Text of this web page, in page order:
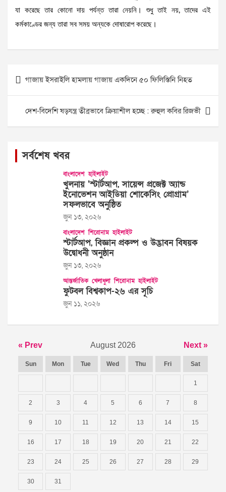
যা করেছে তার কোনো দায় পর্যন্ত তারা নেয়নি। শুধু তাই নয়, তাদের এই
কর্মকাণ্ডের জন্য তারা সব সময় অন্যকে দোষারোপ করেছে।
Post
navigation
গাজায় ইসরাইলি হামলায় গাজায় একদিনে ৫০ ফিলিস্তিনি নিহত
দেশ-বিদেশি ষড়যন্ত্র তীব্রভাবে ক্রিয়াশীল হচ্ছে : রুহুল কবির রিজভী
সর্বশেষ খবর
বাংলাদেশ হাইলাইট
খুলনায় ‘স্টার্টআপ, সায়েন্স প্রজেক্ট অ্যান্ড
ইনোভেশন আইডিয়া শোকেসিং প্রোগ্রাম’
সফলভাবে অনুষ্ঠিত
জুন ১৩, ২০২৬
বাংলাদেশ শিরোনাম হাইলাইট
স্টার্টআপ, বিজ্ঞান প্রকল্প ও উদ্ভাবন বিষয়ক
উদ্বোধনী অনুষ্ঠান
জুন ১৩, ২০২৬
আন্তর্জাতিক খেলাধুলা শিরোনাম হাইলাইট
ফুটবল বিশ্বকাপ-২৬ এর সূচি
জুন ১১, ২০২৬
« Prev August 2026 Next »
Sun Mon Tue Wed Thu Fri Sat
1
2 3 4 5 6 7 8
9 10 11 12 13 14 15
16 17 18 19 20 21 22
23 24 25 26 27 28 29
30 31